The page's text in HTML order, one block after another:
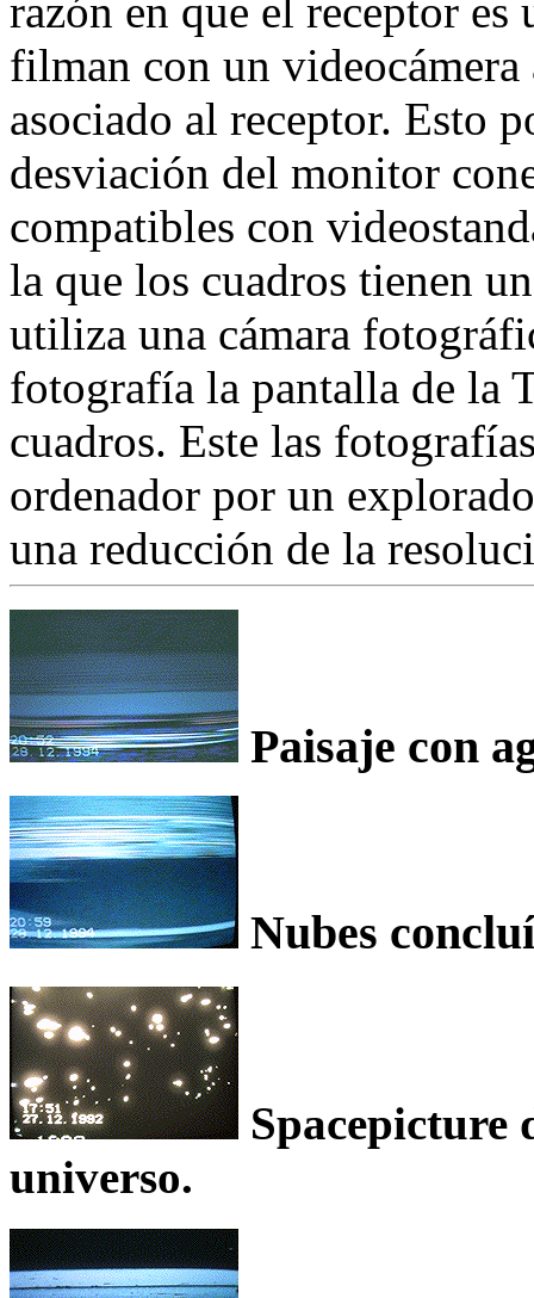
razón en que el receptor
filman con un
asociado al receptor. Esto
desviación del monitor
compatibles con
la que los cuadros tienen
utiliza una cámara
fotografía la pantalla de la
cuadros. Este las
ordenador por un
una reducción de la
Paisaje con
Nubes
Spacepicture
universo.